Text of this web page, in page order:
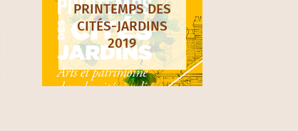
PRINTEMPS DES
CITÉS-JARDINS
2019